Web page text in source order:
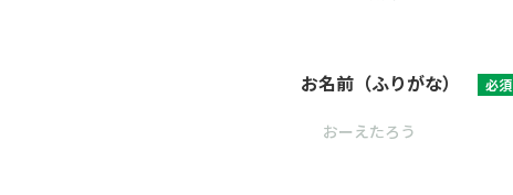
お名前（ふりがな） 必須